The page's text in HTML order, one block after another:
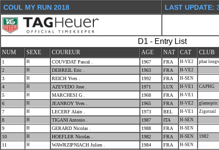
COUL MY RUN 2018 LAST UPDATE:
D1 - Entry List
NUM SEXE COUREUR AGE NAT CAT CLUB
1 H COUVIDAT Pascal . 1967 FRA H-VE2 phar
2 H DEBREIL Eric . 1963 FRA H-VE2
3 H REICH Yves . 1992 FRA H-SEN
4 H AZEVEDO Jose . 1971 LUX H-VE1 CAPHG
5 H MARCHESI G . 1968 FRA H-VE1
6 H JEANROY Yves . 1965 FRA H-VE2 glamoptic
7 H LECERF Alain . 1973 BEL H-VE1 Zigotrail
8 H TIGANI Antonio . 1987 ITA H-SEN
9 H GERARD Nicolas . 1988 FRA H-SEN
10 H HOEFLER Nicolas . 1982 FRA H-SEN 1982
11 H WAWRZIPNIACH Julien . 1984 FRA H-SEN